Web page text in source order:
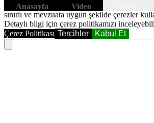
Anasayfa Video
6698 sayılı Kişisel Verilerin Korunması
sınırlı ve mevzuata uygun şekilde çerezler
Detaylı bilgi için çerez politikamızı
Çerez Politikası Tercihler Kabul Et